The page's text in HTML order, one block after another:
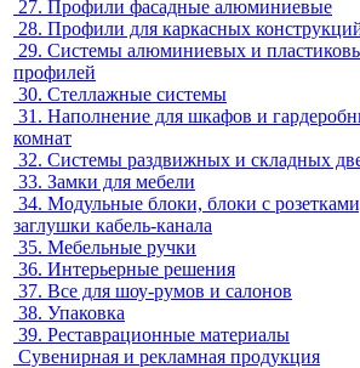
27. Профили фасадные алюминиевые
28. Профили для каркасных
29. Системы алюминиевых и
профилей
30. Стеллажные системы
31. Наполнение для шкафов и
комнат
32. Системы раздвижных и складных
33. Замки для мебели
34. Модульные блоки, блоки с
заглушки кабель-канала
35. Мебельные ручки
36. Интерьерные решения
37. Все для шоу-румов и салонов
38. Упаковка
39. Реставрационные материалы
Сувенирная и рекламная продукция